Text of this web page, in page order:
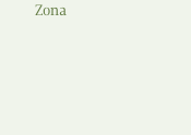
Zona